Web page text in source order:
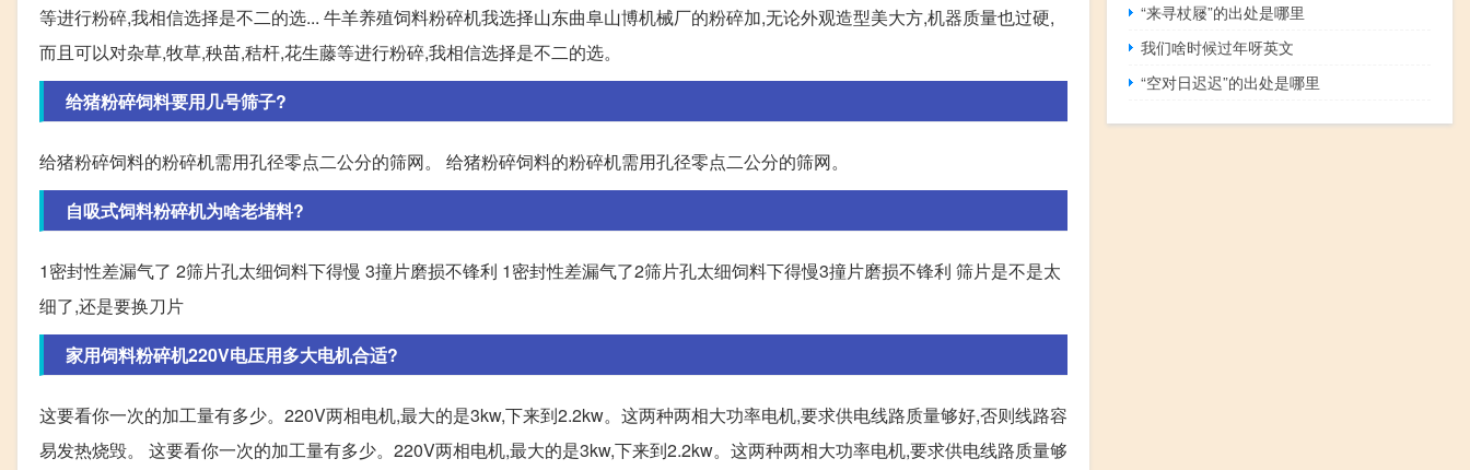
等进行粉碎,我相信选择是不二的选... 牛羊养殖饲料粉碎机我选择山东曲阜山博机械厂的粉碎加,无论外观造型美大方,机器质量也过硬,
而且可以对杂草,牧草,秧苗,秸杆,花生藤等进行粉碎,我相信选择是不二的选。
给猪粉碎饲料要用几号筛子?
给猪粉碎饲料的粉碎机需用孔径零点二公分的筛网。 给猪粉碎饲料的粉碎机需用孔径零点二公分的筛网。
自吸式饲料粉碎机为啥老堵料?
1密封性差漏气了 2筛片孔太细饲料下得慢 3撞片磨损不锋利 1密封性差漏气了2筛片孔太细饲料下得慢3撞片磨损不锋利 筛片是不是太
细了,还是要换刀片
家用饲料粉碎机220V电压用多大电机合适?
这要看你一次的加工量有多少。220V两相电机,最大的是3kw,下来到2.2kw。这两种两相大功率电机,要求供电线路质量够好,否则线路容
易发热烧毁。 这要看你一次的加工量有多少。220V两相电机,最大的是3kw,下来到2.2kw。这两种两相大功率电机,要求供电线路质量够
“来寻杖屦”的出处是哪里
我们啥时候过年呀英文
“空对日迟迟”的出处是哪里